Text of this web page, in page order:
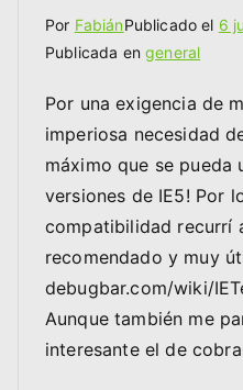
Por FabiánPublicado el 6
Publicada engeneral
Por una exigencia de
imperiosa necesidad
máximo que se pueda
versiones de IE5! Por
compatibilidad recurrí
recomendado y muy
debugbar.com/wiki/
Aunque también me
interesante el de